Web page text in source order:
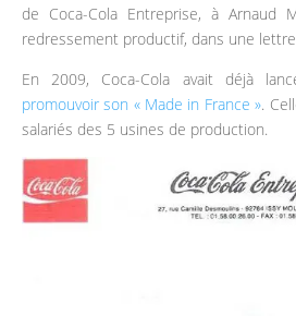
de Coca-Cola Entreprise, à Arnaud
redressement productif, dans une
En 2009, Coca-Cola avait déjà
promouvoir son « Made in France ».
salariés des 5 usines de production.